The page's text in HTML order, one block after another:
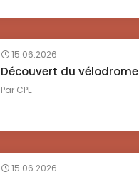
15.06.2026
Découvert du vélodrome
Par CPE
15.06.2026